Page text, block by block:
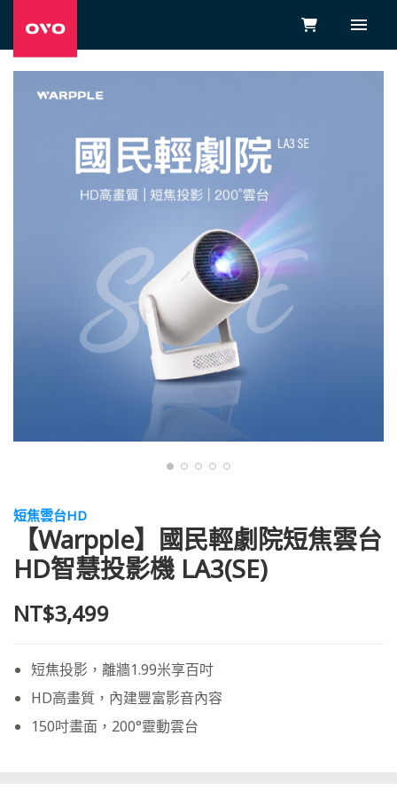
短焦雲台HD
【Warpple】國民輕劇院短焦雲台
HD智慧投影機 LA3(SE)
NT$3,499
短焦投影，離牆1.99米享百吋
HD高畫質，內建豐富影音內容
150吋畫面，200°靈動雲台